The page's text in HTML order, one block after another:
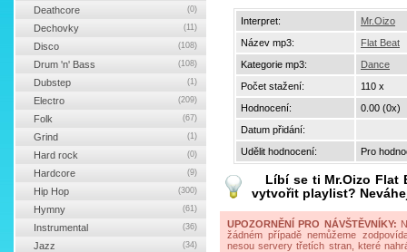
Interpret:
Mr.Oizo
Název mp3:
Flat Beat
Kategorie mp3:
Dance
Počet stažení:
110 x
Hodnocení:
0.00 (0x)
Datum přidání:
Udělit hodnocení:
Pro
Líbí se ti Mr.Oizo Flat
vytvořit playlist?
UPOZORNĚNÍ PRO NÁVŠTĚVNÍKY:
žádném případě nemůžeme
nesou servery třetích stran, které
Deathcore (0)
Dechovky (11)
Disco (108)
Drum 'n' Bass (108)
Dubstep (1)
Electro (209)
Folk (67)
Grind (1)
Hard rock (0)
Hardcore (9)
Hip Hop (300)
Hymny (61)
Instrumental (36)
Jazz (34)